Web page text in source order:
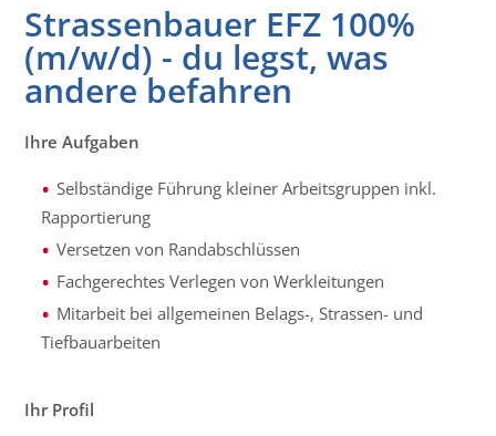
Strassenbauer EFZ 100%
(m/w/d) - du legst, was
andere befahren
Ihre Aufgaben
Selbständige Führung kleiner Arbeitsgruppen inkl.
Rapportierung
Versetzen von Randabschlüssen
Fachgerechtes Verlegen von Werkleitungen
Mitarbeit bei allgemeinen Belags-, Strassen- und
Tiefbauarbeiten
Ihr Profil